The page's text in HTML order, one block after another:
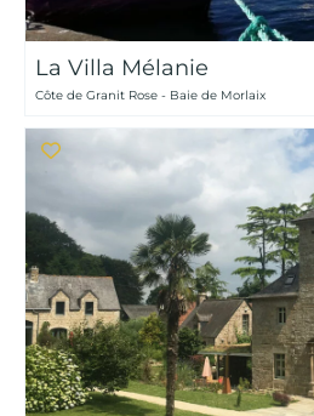
La Villa Mélanie
Côte de Granit Rose - Baie de Morlaix